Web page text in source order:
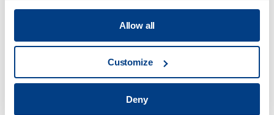
Allow all
Customize
Deny
Alle anzeigen